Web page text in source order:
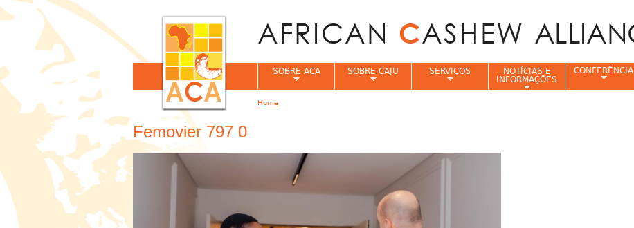
Femovier 797 0
SOBRE ACA SOBRE CAJU SERVIÇOS
NOTÍCIAS E
INFORMAÇÕES
CONFERÊNCIA
Home